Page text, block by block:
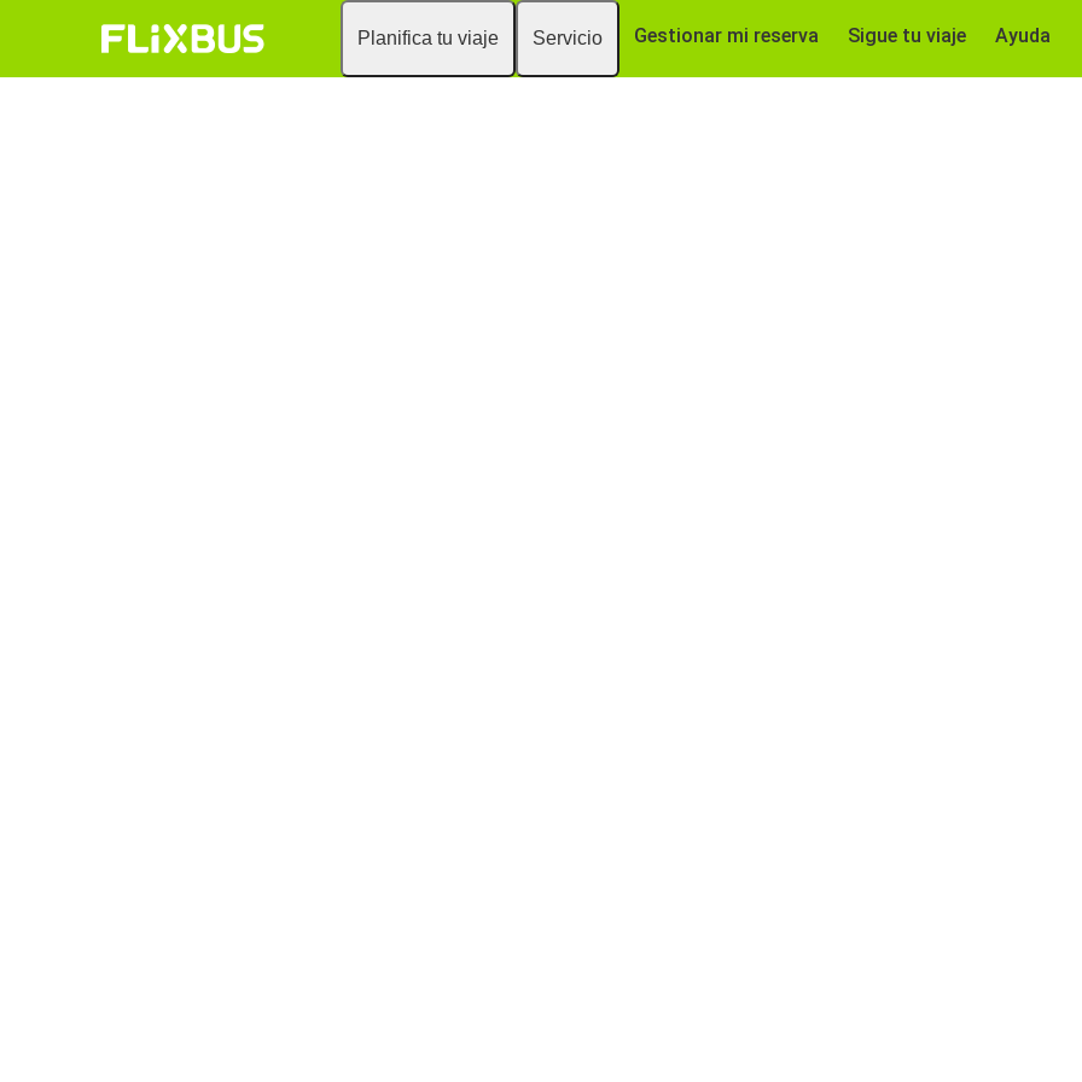
Planifica tu viaje Servicio Gestionar mi reserva Sigue tu viaje Ayuda